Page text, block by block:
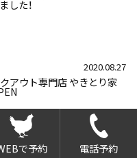
した！
2020.08.27
クアウト専門店 やきとり家
で予約 電話予約